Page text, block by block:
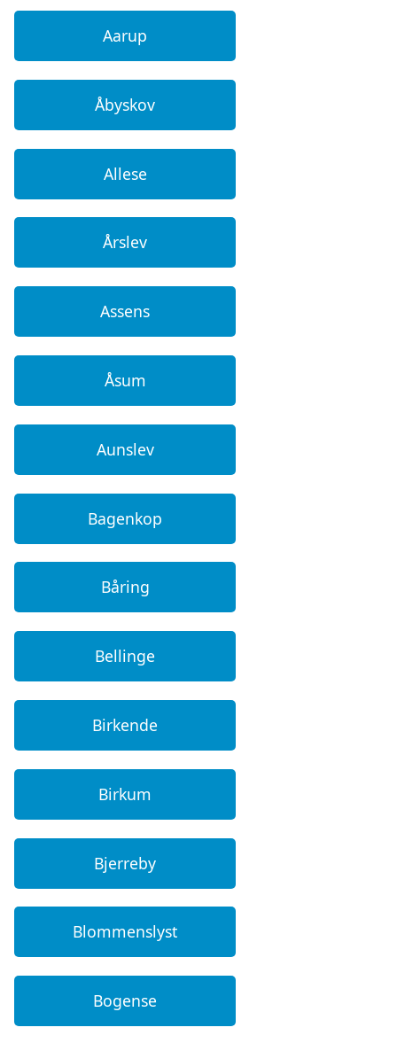
Aarup
Åbyskov
Allese
Årslev
Assens
Åsum
Aunslev
Bagenkop
Båring
Bellinge
Birkende
Birkum
Bjerreby
Blommenslyst
Bogense